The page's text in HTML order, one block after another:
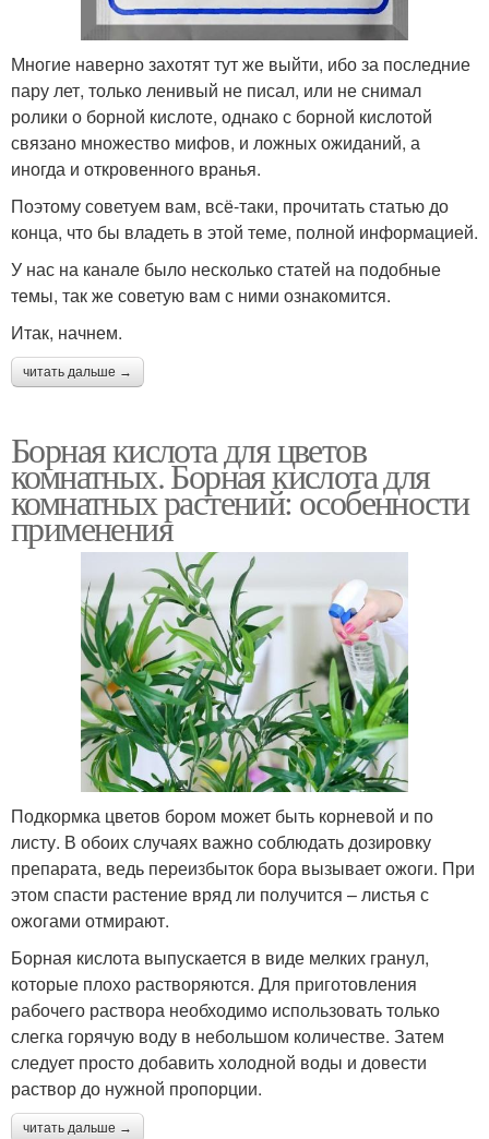
Многие наверно захотят тут же выйти, ибо за последние
пару лет, только ленивый не писал, или не снимал
ролики о борной кислоте, однако с борной кислотой
связано множество мифов, и ложных ожиданий, а
иногда и откровенного вранья.
Поэтому советуем вам, всё-таки, прочитать статью до
конца, что бы владеть в этой теме, полной информацией.
У нас на канале было несколько статей на подобные
темы, так же советую вам с ними ознакомится.
Итак, начнем.
читать дальше →
Борная кислота для цветов
комнатных. Борная кислота для
комнатных растений: особенности
применения
Подкормка цветов бором может быть корневой и по
листу. В обоих случаях важно соблюдать дозировку
препарата, ведь переизбыток бора вызывает ожоги. При
этом спасти растение вряд ли получится – листья с
ожогами отмирают.
Борная кислота выпускается в виде мелких гранул,
которые плохо растворяются. Для приготовления
рабочего раствора необходимо использовать только
слегка горячую воду в небольшом количестве. Затем
следует просто добавить холодной воды и довести
раствор до нужной пропорции.
читать дальше →